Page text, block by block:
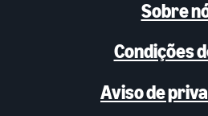
Sobre
Condições
Aviso de